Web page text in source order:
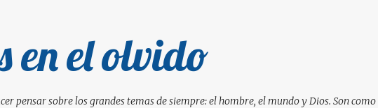
en el olvido
pensar sobre los grandes temas de siempre: el hombre, el mundo y Dios. Son